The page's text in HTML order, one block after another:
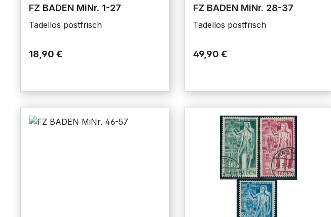
FZ BADEN MiNr. 1-27
Tadellos postfrisch
18,90 €
FZ BADEN MiNr. 28-37
Tadellos postfrisch
49,90 €